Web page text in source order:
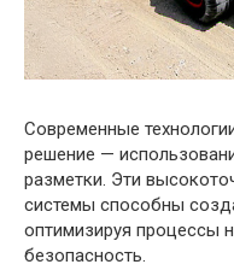
Современные
решение —
разметки. Эти
системы способны
оптимизируя процессы
безопасность.